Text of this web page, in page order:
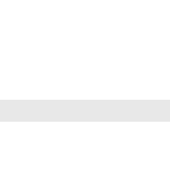
ン 山善] 傘みたいに
小型 緑色/赤色/青紫色
離照射 長時間使用
全性 金属製耐久 コ
運び便利 アウトド